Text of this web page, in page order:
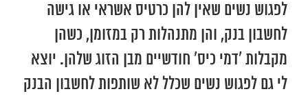
לפגוש נשים שאין להן כרטיס אשראי או גישה
לחשבון בנק, והן מתנהלות רק במזומן, כשהן
מקבלות ‘דמי כיס’ חודשיים מבן הזוג שלהן. יוצא
לי גם לפגוש נשים שכלל לא שותפות לחשבון הבנק